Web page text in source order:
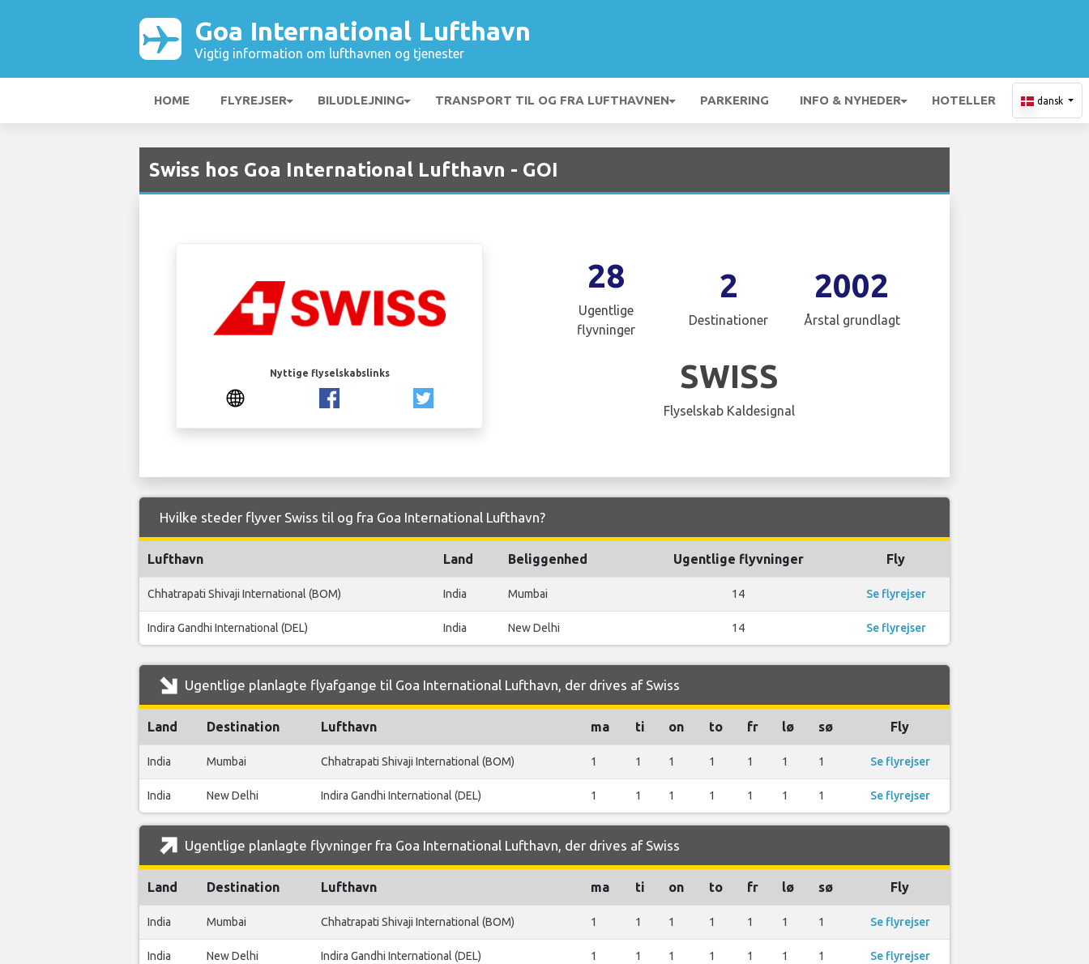
Goa International Lufthavn
Vigtig information om lufthavnen og tjenester
HOME FLYREJSER BILUDLEJNING TRANSPORT TIL OG FRA LUFTHAVNEN PARKERING INFO & NYHEDER HOTELLER dansk
Swiss hos Goa International Lufthavn - GOI
Nyttige flyselskabslinks
28
Ugentlige
flyvninger
2
Destinationer
2002
Årstal grundlagt
SWISS
Flyselskab Kaldesignal
Hvilke steder flyver Swiss til og fra Goa International Lufthavn?
Lufthavn Land Beliggenhed Ugentlige flyvninger Fly
Chhatrapati Shivaji International (BOM) India Mumbai 14 Se flyrejser
Indira Gandhi International (DEL) India New Delhi 14 Se flyrejser
Ugentlige planlagte flyafgange til Goa International Lufthavn, der drives af Swiss
Land Destination Lufthavn ma ti on to fr lø sø Fly
India Mumbai Chhatrapati Shivaji International (BOM) 1 1 1 1 1 1 1 Se flyrejser
India New Delhi Indira Gandhi International (DEL) 1 1 1 1 1 1 1 Se flyrejser
Ugentlige planlagte flyvninger fra Goa International Lufthavn, der drives af Swiss
Land Destination Lufthavn ma ti on to fr lø sø Fly
India Mumbai Chhatrapati Shivaji International (BOM) 1 1 1 1 1 1 1 Se flyrejser
India New Delhi Indira Gandhi International (DEL) 1 1 1 1 1 1 1 Se flyrejser